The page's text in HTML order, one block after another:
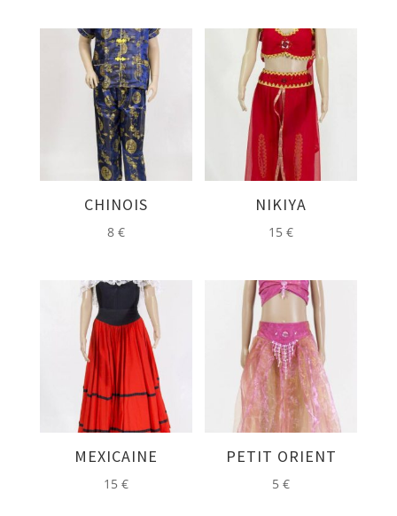
CHINOIS
8 €
NIKIYA
15€
MEXICAINE
15 €
PETIT ORIENT
5€